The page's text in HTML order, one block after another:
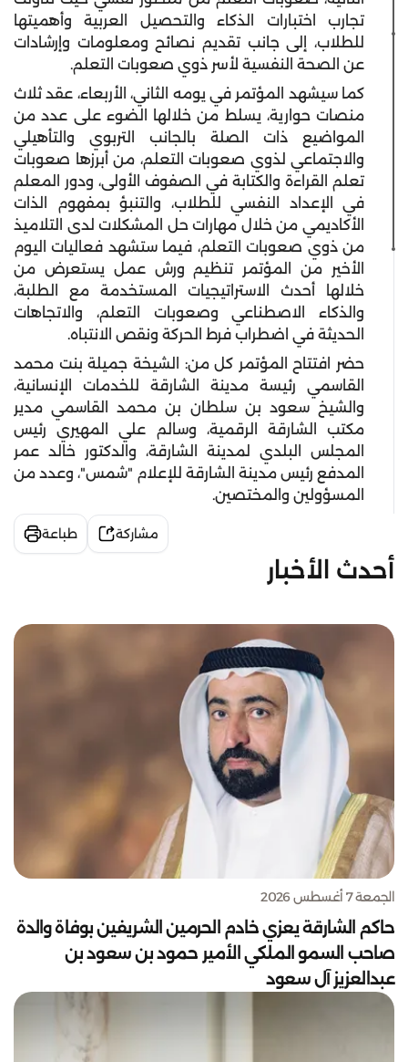
تجارب اختبارات الذكاء والتحصيل العربية وأهميتها
للطلاب، إلى جانب تقديم نصائح ومعلومات وإرشادات
عن الصحة النفسية لأسر ذوي صعوبات التعلم.
كما سيشهد المؤتمر في يومه الثاني، الأربعاء، عقد ثلاث
منصات حوارية، يسلط من خلالها الضوء على عدد من
المواضيع ذات الصلة بالجانب التربوي والتأهيلي
والاجتماعي لذوي صعوبات التعلم، من أبرزها صعوبات
تعلم القراءة والكتابة في الصفوف الأولى، ودور المعلم
في الإعداد النفسي للطلاب، والتنبؤ بمفهوم الذات
الأكاديمي من خلال مهارات حل المشكلات لدى التلاميذ
من ذوي صعوبات التعلم، فيما ستشهد فعاليات اليوم
الأخير من المؤتمر تنظيم ورش عمل يستعرض من
خلالها أحدث الاستراتيجيات المستخدمة مع الطلبة،
والذكاء الاصطناعي وصعوبات التعلم، والاتجاهات
الحديثة في اضطراب فرط الحركة ونقص الانتباه.
حضر افتتاح المؤتمر كل من: الشيخة جميلة بنت محمد
القاسمي رئيسة مدينة الشارقة للخدمات الإنسانية،
والشيخ سعود بن سلطان بن محمد القاسمي مدير
مكتب الشارقة الرقمية، وسالم علي المهيري رئيس
المجلس البلدي لمدينة الشارقة، والدكتور خالد عمر
المدفع رئيس مدينة الشارقة للإعلام "شمس"، وعدد من
المسؤولين والمختصين.
مشاركة طباعة
أحدث الأخبار
الجمعة 7 أغسطس 2026
حاكم الشارقة يعزي خادم الحرمين الشريفين بوفاة والدة
صاحب السمو الملكي الأمير حمود بن سعود بن
عبدالعزيز آل سعود